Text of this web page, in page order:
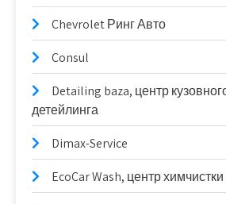
Chevrolet Ринг Авто
Consul
Detailing baza, центр
детейлинга
Dimax-Service
EcoCar Wash, центр